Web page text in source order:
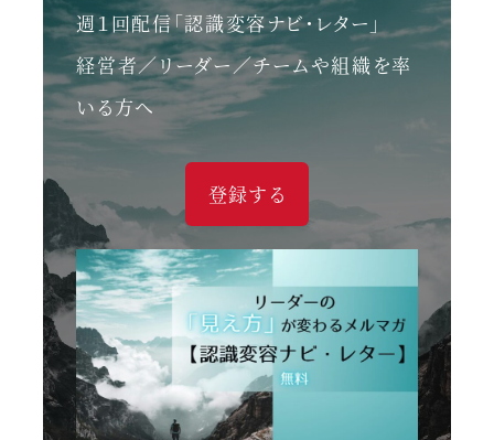
週１回配信「認識変容ナビ・レター」
経営者／リーダー／チームや組織を率
いる方へ
登録する